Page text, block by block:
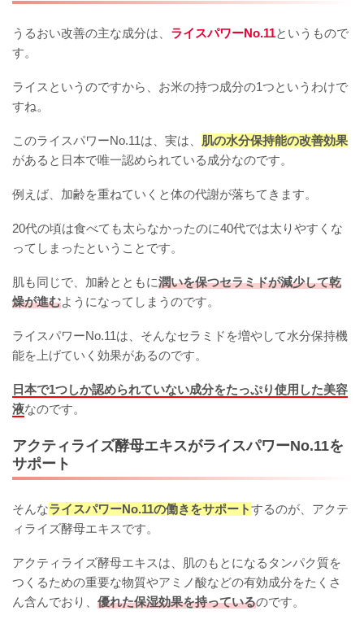
うるおい改善の主な成分は、 ライスパワーNo.11というもので
す。
ライスというのですから、お米の持つ成分の1つというわけで
すね。
このライスパワーNo.11は、実は、 肌の水分保持能の改善効果
があると日本で唯一認められている成分なのです。
例えば、加齢を重ねていくと体の代謝が落ちてきます。
20代の頃は食べても太らなかったのに40代では太りやすくな
ってしまったということです。
肌も同じで、加齢とともに潤いを保つセラミドが減少して乾
燥が進むようになってしまうのです。
ライスパワーNo.11は、そんなセラミドを増やして水分保持機
能を上げていく効果があるのです。
日本で1つしか認められていない成分をたっぷり使用した美容
液なのです。
アクティライズ酵母エキスがライスパワーNo.11を
サポート
そんなライスパワーNo.11の働きをサポートするのが、アクテ
ィライズ酵母エキスです。
アクティライズ酵母エキスは、肌のもとになるタンパク質を
つくるための重要な物質やアミノ酸などの有効成分をたくさ
ん含んでおり、 優れた保湿効果を持っているのです。